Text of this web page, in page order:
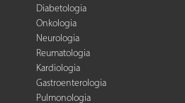
Diabetologia
Onkologia
Neurologia
Reumatologia
Kardiologia
Gastroenterologia
Pulmonologia